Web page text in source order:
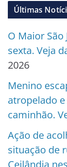
Últimas
O Maior
sexta. Veja
2026
Menino
atropelado
caminhão.
Ação de
situação de